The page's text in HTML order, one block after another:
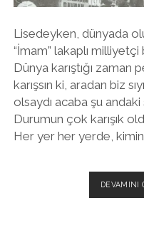
Lisedeyken, dünyada
“İmam” lakaplı
Dünya karıştığı zaman
karışsın ki, aradan biz
olsaydı acaba şu
Durumun çok karışık
Her yer her yerde, kimin
DEVAMINI